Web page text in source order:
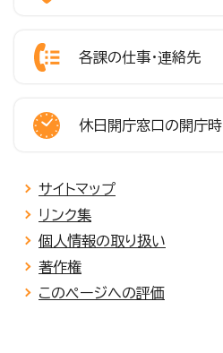
各課の仕事・連絡先
休日開庁窓口の開庁
サイトマップ
リンク集
個人情報の取り扱い
著作権
このページへの評価